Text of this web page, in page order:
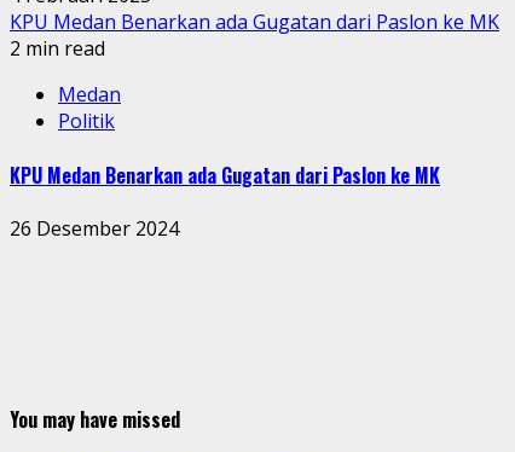
KPU Medan Benarkan ada Gugatan dari Paslon ke MK
2 min read
Medan
Politik
KPU Medan Benarkan ada Gugatan dari Paslon ke MK
26 Desember 2024
You may have missed